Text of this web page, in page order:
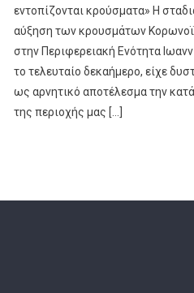
εντοπίζονται κρούσματα» Η
αύξηση των κρουσμάτων
στην Περιφερειακή Ενότητα
το τελευταίο δεκαήμερο, είχε
ως αρνητικό αποτέλεσμα την
της περιοχής μας […]